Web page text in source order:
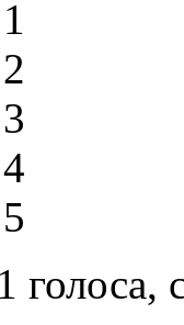
1
2
3
4
5
голоса,